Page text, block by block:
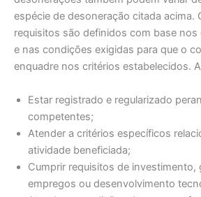
espécie de desoneração citada acima.
requisitos são definidos com base nos
e nas condições exigidas para que o
enquadre nos critérios estabelecidos.
Estar registrado e regularizado
competentes;
Atender a critérios específicos
atividade beneficiada;
Cumprir requisitos de investimento,
empregos ou desenvolvimento